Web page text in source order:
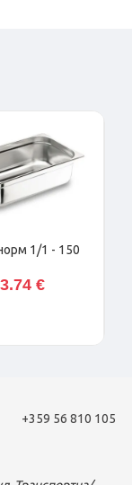
1/1 - 150
€
+359 56 810 105